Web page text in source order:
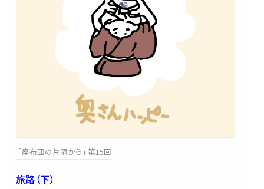
「座布団の片隅から」 第15回
旅路（下）